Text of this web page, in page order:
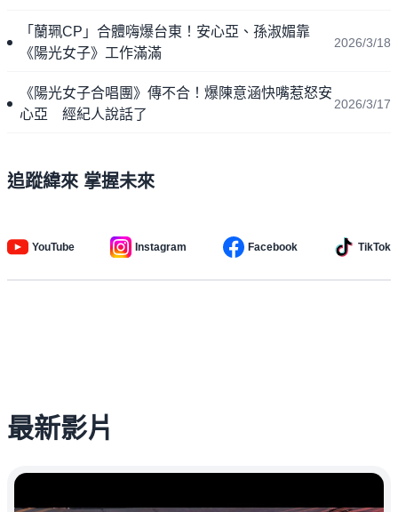
「蘭珮CP」合體嗨爆台東！安心亞、孫淑媚靠
《陽光女子》工作滿滿
2026/3/18
《陽光女子合唱團》傳不合！爆陳意涵快嘴惹怒安
心亞 經紀人說話了
2026/3/17
追蹤緯來 掌握未來
YouTube Instagram Facebook TikTok
最新影片